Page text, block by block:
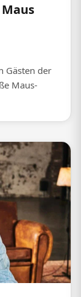
Gästen der
Maus-